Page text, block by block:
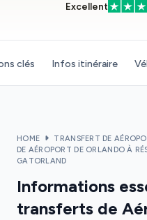
Excellent
clés Infos itinéraire
HOME TRANSFERT DE
DE AÉROPORT DE ORLANDO À
GATORLAND
Informations
transferts de